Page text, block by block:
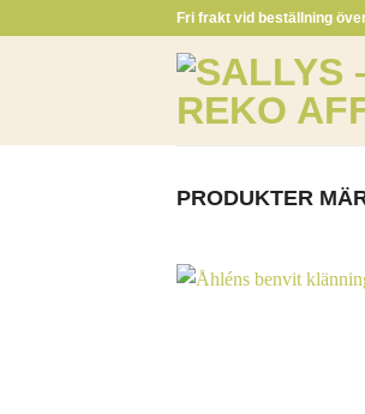
Fri frakt vid beställning
PRODUKTER